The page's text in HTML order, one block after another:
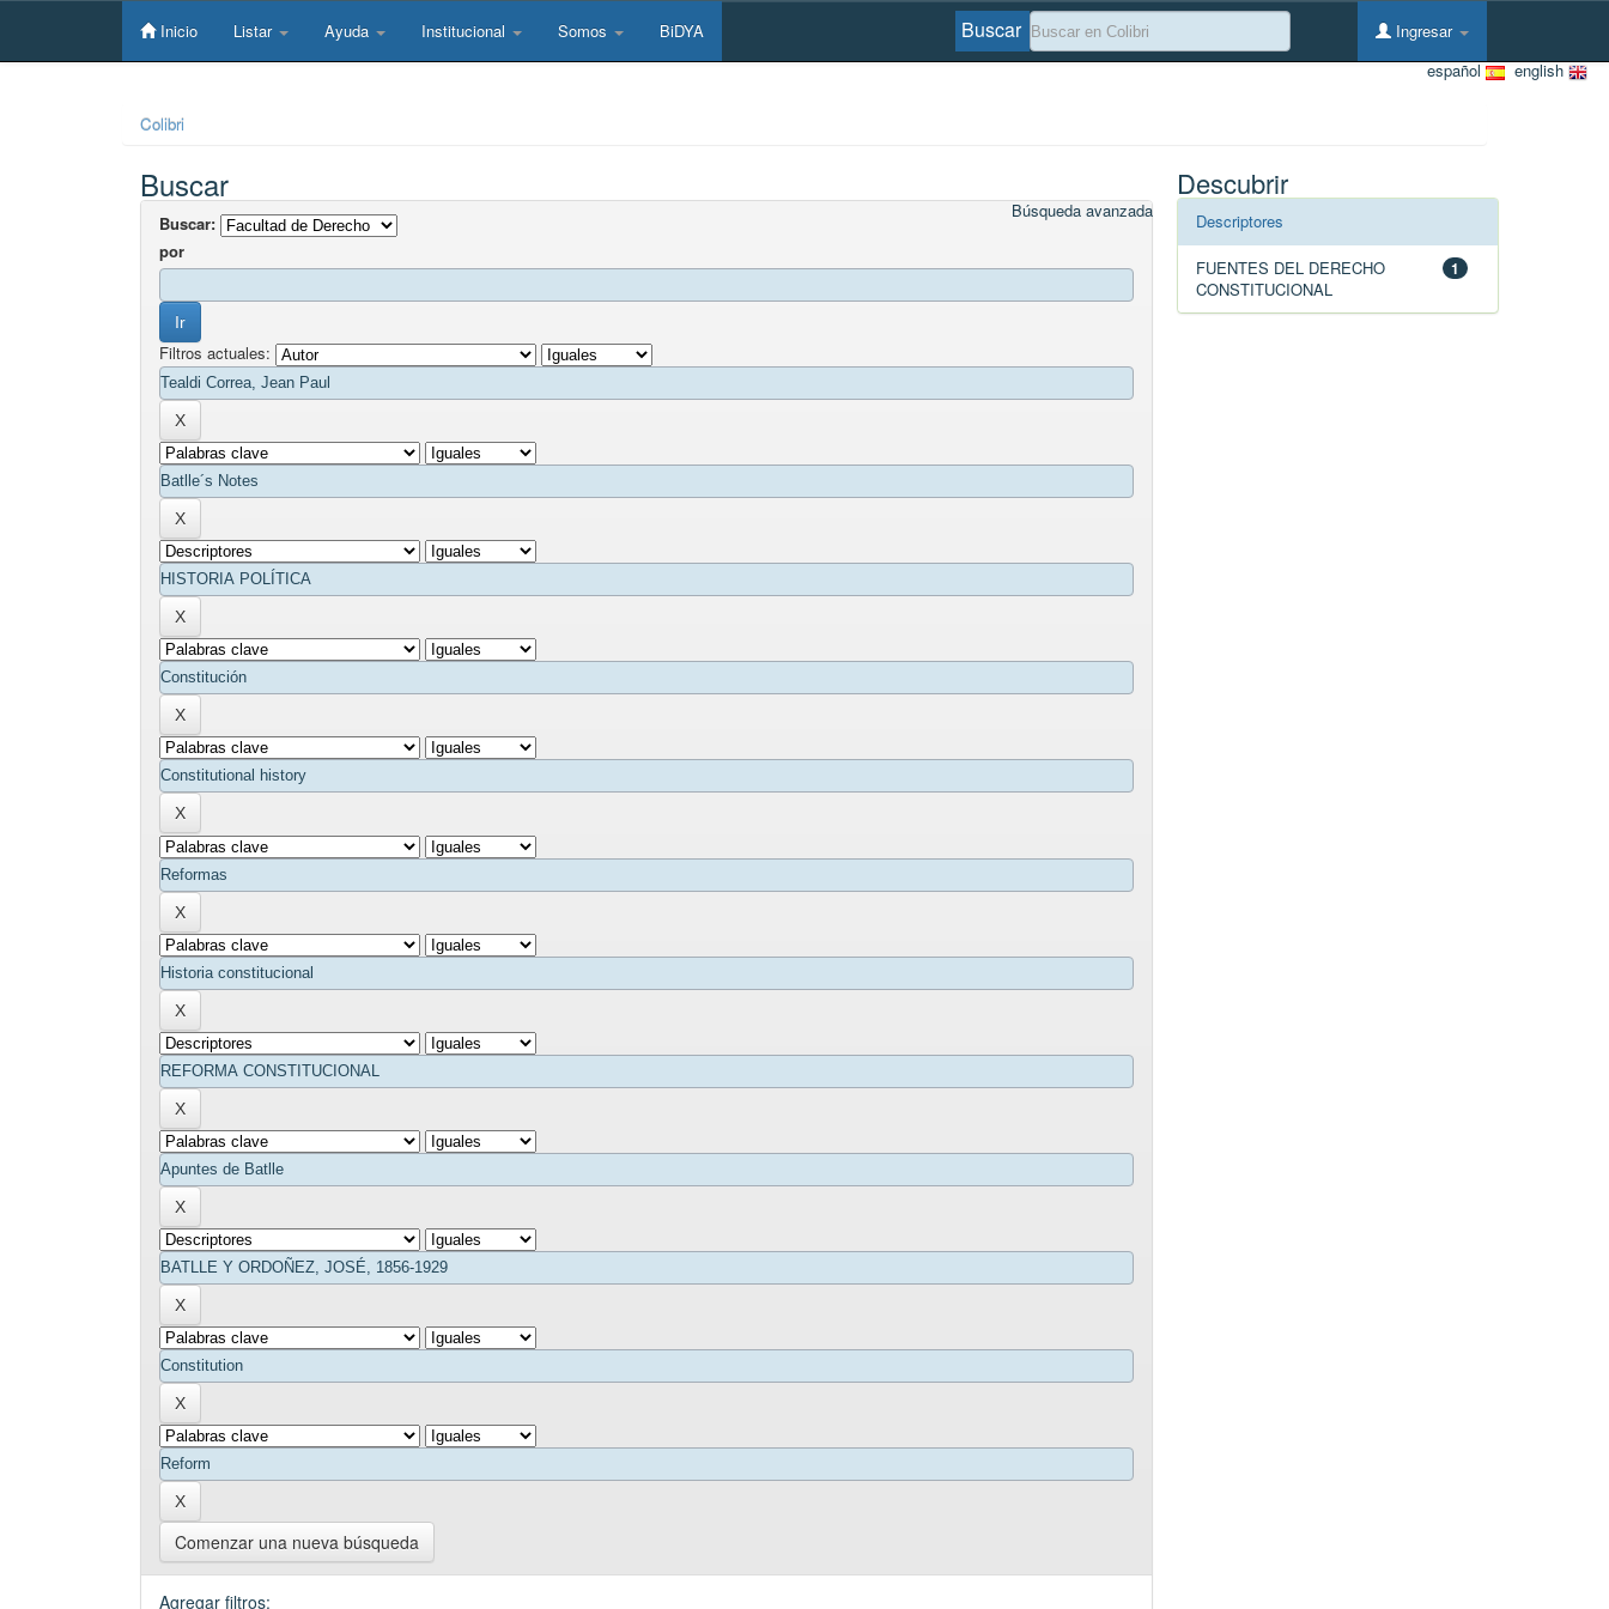
Skip
Inicio Listar Ayuda Institucional Somos BiDYA Ingresar
Buscar
english
español
Colibri
Buscar
Búsqueda avanzada
Buscar:
por
Filtros actuales:
Comenzar una nueva búsqueda
Agregar filtros:
Descubrir
Descriptores
1
FUENTES DEL DERECHO
CONSTITUCIONAL